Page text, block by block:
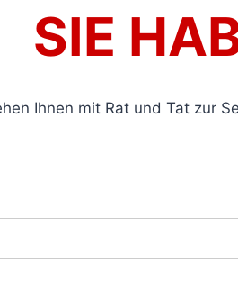
SIE
Ihnen mit Rat und Tat zur